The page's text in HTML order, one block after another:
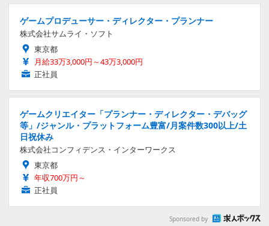
ゲームプロデューサー・ディレクター・プランナー
株式会社サムライ・ソフト
東京都
月給33万3,000円～43万3,000円
正社員
ゲームクリエイター「プランナー・ディレクター・デバッグ
等」/ジャンル・プラットフォーム豊富/月案件数300以上/土
日祝休み
株式会社コンフィデンス・インターワークス
東京都
年収700万円～
正社員
Sponsored by